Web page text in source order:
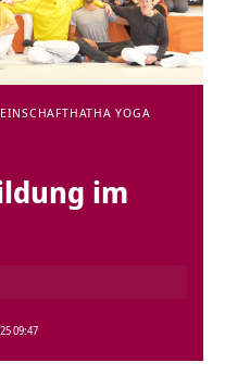
HATHA YOGA
im
09:47